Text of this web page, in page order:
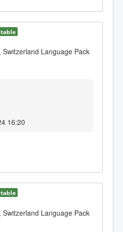
Language Pack
16:20
Language Pack